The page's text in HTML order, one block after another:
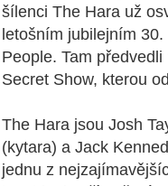
šílenci The Hara už
letošním jubilejním
People. Tam
Secret Show, kterou
The Hara jsou Josh
(kytara) a Jack
jednu z